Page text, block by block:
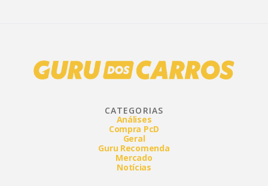
CATEGORIAS
Análises
Compra PcD
Geral
Guru Recomenda
Mercado
Notícias